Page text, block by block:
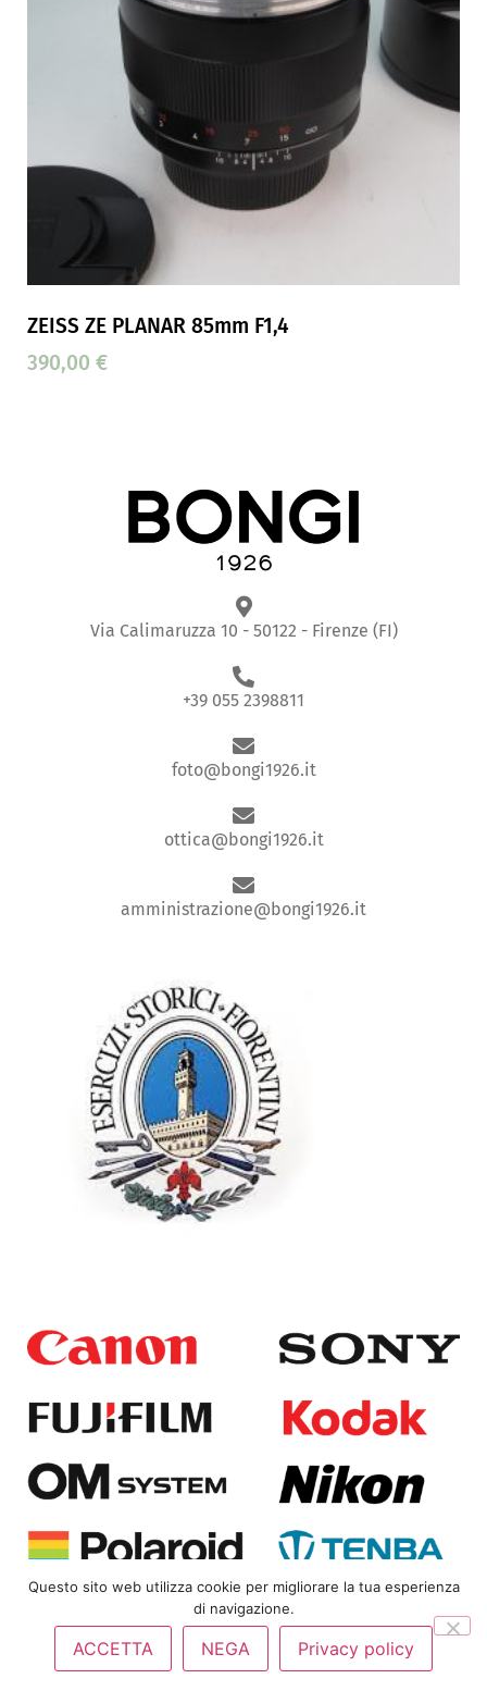
ZEISS ZE PLANAR 85mm F1,4
390,00 €
Via Calimaruzza 10 - 50122 - Firenze (FI)
+39 055 2398811
foto@bongi1926.it
ottica@bongi1926.it
amministrazione@bongi1926.it
Copyright© 2025Bongi Srl | P.IVA 01823360480 |Privacy
Policy
Questo sito web utilizza cookie per migliorare la tua esperienza
di navigazione.
ACCETTA NEGA Privacy policy